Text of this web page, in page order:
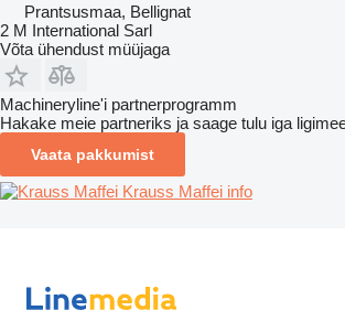
Prantsusmaa, Bellignat
2 M International Sarl
Võta ühendust müüjaga
Machineryline'i partnerprogramm
Hakake meie partneriks ja saage tulu iga
Vaata pakkumist
Krauss Maffei info